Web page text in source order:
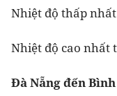
Nhiệt độ thấp
Nhiệt độ cao nhất
Đà Nẵng đến